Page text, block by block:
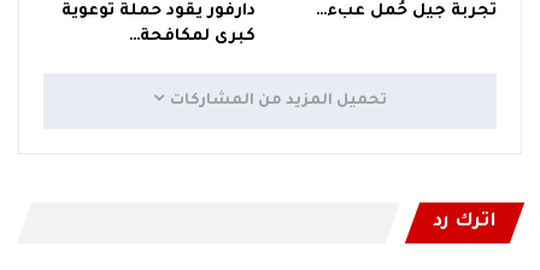
تجربة جيل حُمل عبء…
دارفور يقود حملة توعوية
كبرى لمكافحة…
تحميل المزيد من المشاركات
اترك رد